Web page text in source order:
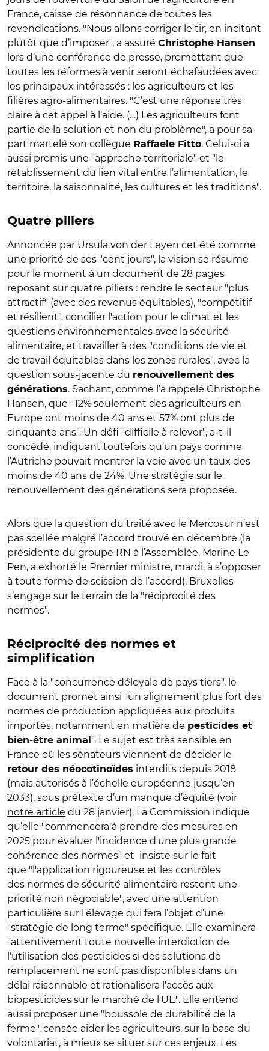
France, caisse de résonnance de toutes les
revendications. "Nous allons corriger le tir, en incitant
plutôt que d’imposer", a assuré Christophe Hansen
lors d’une conférence de presse, promettant que
toutes les réformes à venir seront échafaudées avec
les principaux intéressés : les agriculteurs et les
filières agro-alimentaires. "C’est une réponse très
claire à cet appel à l’aide. (…) Les agriculteurs font
partie de la solution et non du problème", a pour sa
part martelé son collègue Raffaele Fitto. Celui-ci a
aussi promis une "approche territoriale" et "le
rétablissement du lien vital entre l’alimentation, le
territoire, la saisonnalité, les cultures et les traditions".
Quatre piliers
Annoncée par Ursula von der Leyen cet été comme
une priorité de ses "cent jours", la vision se résume
pour le moment à un document de 28 pages
reposant sur quatre piliers : rendre le secteur "plus
attractif" (avec des revenus équitables), "compétitif
et résilient", concilier l'action pour le climat et les
questions environnementales avec la sécurité
alimentaire, et travailler à des "conditions de vie et
de travail équitables dans les zones rurales", avec la
question sous-jacente du renouvellement des
générations. Sachant, comme l’a rappelé Christophe
Hansen, que "12% seulement des agriculteurs en
Europe ont moins de 40 ans et 57% ont plus de
cinquante ans". Un défi "difficile à relever", a-t-il
concédé, indiquant toutefois qu’un pays comme
l’Autriche pouvait montrer la voie avec un taux des
moins de 40 ans de 24%. Une stratégie sur le
renouvellement des générations sera proposée.
Alors que la question du traité avec le Mercosur n’est
pas scellée malgré l’accord trouvé en décembre (la
présidente du groupe RN à l’Assemblée, Marine Le
Pen, a exhorté le Premier ministre, mardi, à s’opposer
à toute forme de scission de l’accord), Bruxelles
s’engage sur le terrain de la "réciprocité des
normes".
Réciprocité des normes et
simplification
Face à la "concurrence déloyale de pays tiers", le
document promet ainsi "un alignement plus fort des
normes de production appliquées aux produits
importés, notamment en matière de pesticides et
bien-être animal ". Le sujet est très sensible en
France où les sénateurs viennent de décider le
retour des néocotinoïdes interdits depuis 2018
(mais autorisés à l’échelle européenne jusqu’en
2033), sous prétexte d’un manque d’équité (voir
notre article du 28 janvier). La Commission indique
qu’elle "commencera à prendre des mesures en
2025 pour évaluer l'incidence d'une plus grande
cohérence des normes" et insiste sur le fait
que "l'application rigoureuse et les contrôles
des normes de sécurité alimentaire restent une
priorité non négociable", avec une attention
particulière sur l’élevage qui fera l’objet d’une
"stratégie de long terme" spécifique. Elle examinera
"attentivement toute nouvelle interdiction de
l'utilisation des pesticides si des solutions de
remplacement ne sont pas disponibles dans un
délai raisonnable et rationalisera l'accès aux
biopesticides sur le marché de l'UE". Elle entend
aussi proposer une "boussole de durabilité de la
ferme", censée aider les agriculteurs, sur la base du
volontariat, à mieux se situer sur ces enjeux. Les